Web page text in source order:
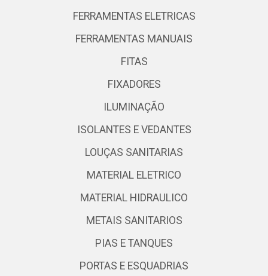
FERRAMENTAS ELETRICAS
FERRAMENTAS MANUAIS
FITAS
FIXADORES
ILUMINAÇÃO
ISOLANTES E VEDANTES
LOUÇAS SANITARIAS
MATERIAL ELETRICO
MATERIAL HIDRAULICO
METAIS SANITARIOS
PIAS E TANQUES
PORTAS E ESQUADRIAS